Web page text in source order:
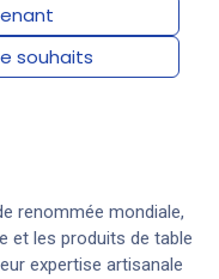
souhaits
renommée mondiale,
et les produits de table
expertise artisanale